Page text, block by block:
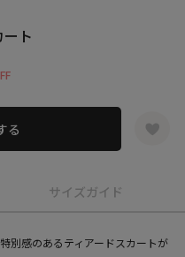
ト
る
サイズガイド
別感のあるティアードスカートが